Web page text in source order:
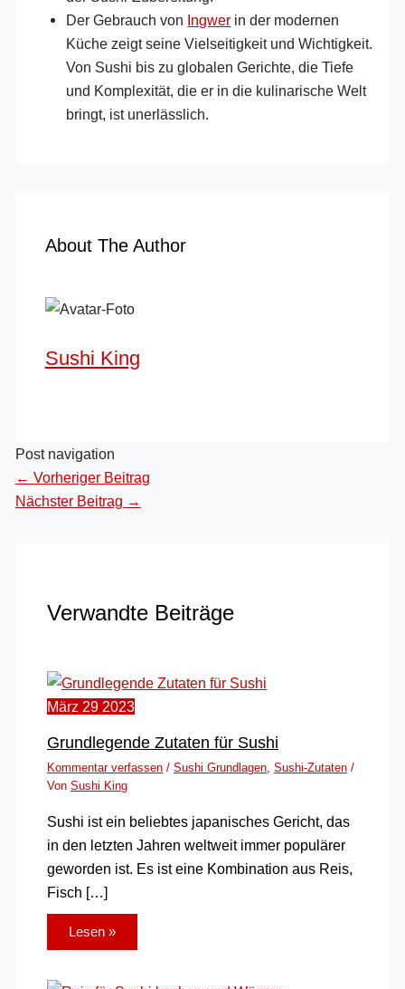
Der Gebrauch von Ingwer in der modernen
Küche zeigt seine Vielseitigkeit und Wichtigkeit.
Von Sushi bis zu globalen Gerichte, die Tiefe
und Komplexität, die er in die kulinarische Welt
bringt, ist unerlässlich.
About The Author
Sushi King
Post navigation
← Vorheriger Beitrag
Nächster Beitrag →
Verwandte Beiträge
März 29 2023
Grundlegende Zutaten für Sushi
Kommentar verfassen / Sushi Grundlagen, Sushi-Zutaten/
Von Sushi King
Sushi ist ein beliebtes japanisches Gericht, das
in den letzten Jahren weltweit immer populärer
geworden ist. Es ist eine Kombination aus Reis,
Fisch […]
Lesen »